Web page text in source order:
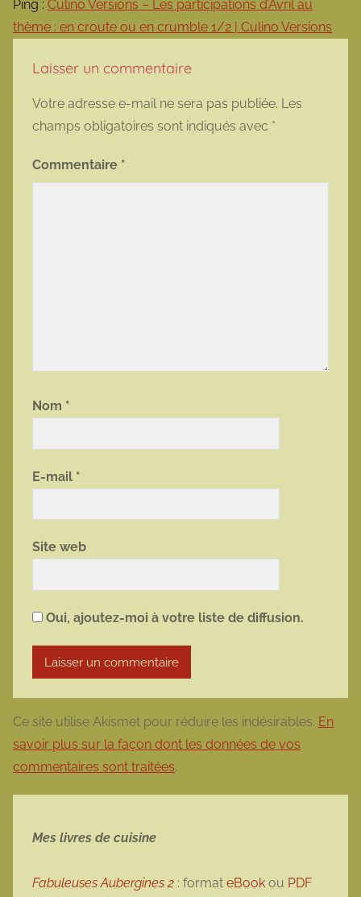
Ping : Culino Versions – Les participations d’Avril au
thème : en croute ou en crumble 1/2 | Culino Versions
Laisser un commentaire
Votre adresse e-mail ne sera pas publiée. Les
champs obligatoires sont indiqués avec *
Commentaire *
Nom *
E-mail *
Site web
Oui, ajoutez-moi à votre liste de diffusion.
Ce site utilise Akismet pour réduire les indésirables. En
savoir plus sur la façon dont les données de vos
commentaires sont traitées.
Mes livres de cuisine
Fabuleuses Aubergines 2 : format eBook ou PDF